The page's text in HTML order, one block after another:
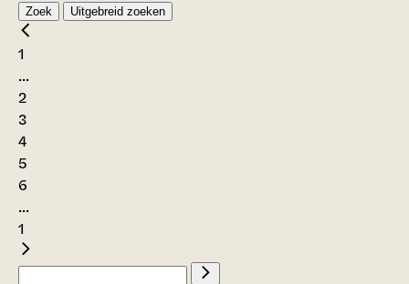
Zoek Uitgebreid zoeken
1
...
2
3
4
5
6
...
1